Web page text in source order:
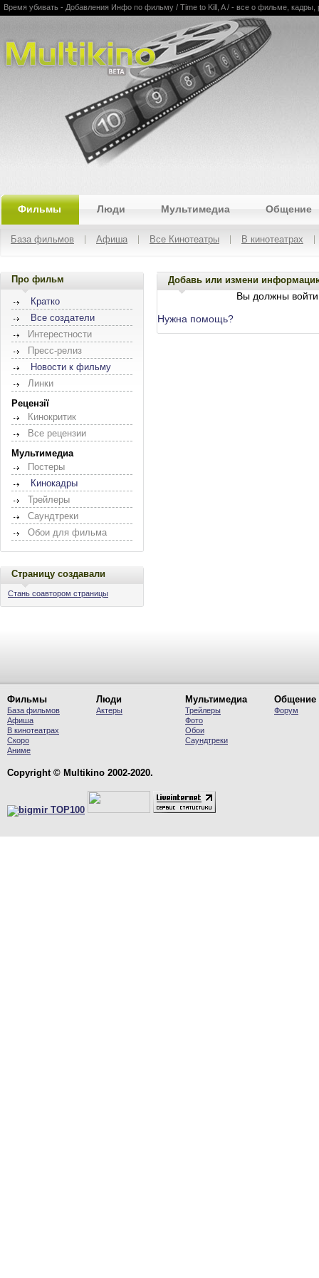
Multikino
Время убивать - Добавления Инфо по фильму / Time to Kill, A / - все о фильме, кадры,
Фильмы Люди Мультимедиа Общение
База фильмов Афиша Все Кинотеатры В кинотеатрах
Про фильм
Кратко
Все создатели
Интерестности
Пресс-релиз
Новости к фильму
Линки
Рецензії
Кинокритик
Все рецензии
Мультимедиа
Постеры
Кинокадры
Трейлеры
Саундтреки
Обои для фильма
Страницу создавали
Стань соавтором страницы
Добавь или измени
Вы должны
Нужна помощь?
Фильмы
База фильмов
Афиша
В кинотеатрах
Скоро
Аниме
Люди
Актеры
Мультимедиа
Трейлеры
Фото
Обои
Саундтреки
Общение
Форум
Copyright © Multikino 2002-2020.